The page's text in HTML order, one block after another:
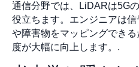
通信分野では、LiDARは5G
役立ちます。エンジニアは
や障害物をマッピングでき
度が大幅に向上します。.